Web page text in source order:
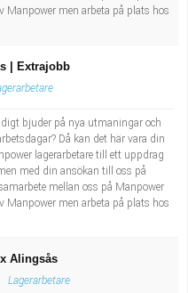
Manpower men arbeta på plats hos
| Extrajobb
bjuder på nya utmaningar och
Då kan det här vara din
lagerarbetare till ett uppdrag
med din ansökan till oss på
mellan oss på Manpower
Manpower men arbeta på plats hos
Alingsås
Lagerarbetare